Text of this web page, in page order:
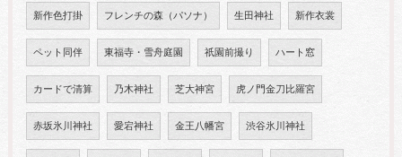
新作色打掛 フレンチの森（パソナ） 生田神社 新作衣裳
ペット同伴 東福寺・雪舟庭園 祇園前撮り ハート窓
カードで清算 乃木神社 芝大神宮 虎ノ門金刀比羅宮
赤坂氷川神社 愛宕神社 金王八幡宮 渋谷氷川神社